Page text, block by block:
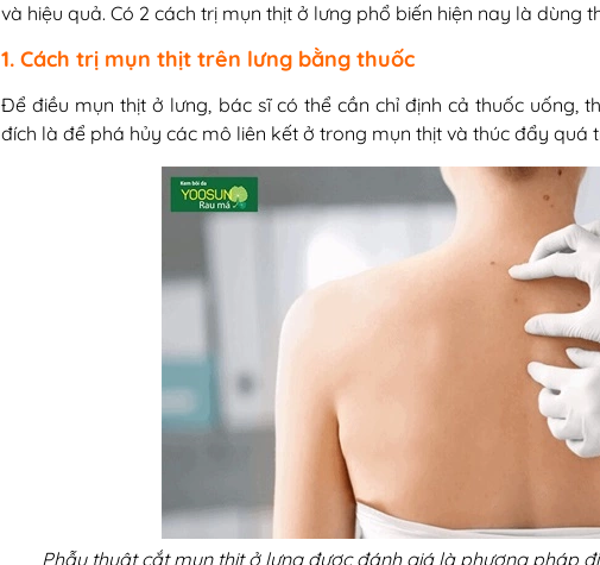
và hiệu quả. Có 2 cách trị mụn thịt ở lưng phổ biến hiện nay là dùng
1. Cách trị mụn thịt trên lưng bằng thuốc
Để điều mụn thịt ở lưng, bác sĩ có thể cần chỉ định cả thuốc uống,
đích là để phá hủy các mô liên kết ở trong mụn thịt và thúc đẩy quá
Phẫu thuật cắt mụn thịt ở lưng được đánh giá là phương pháp